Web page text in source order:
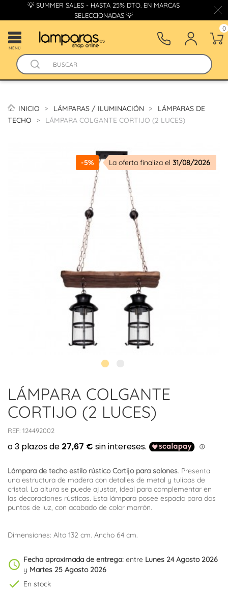
💡 SUMMER SALES - HASTA 25% DTO. EN MARCAS
SELECCIONADAS 💡
MENÚ
0
INICIO LÁMPARAS / ILUMINACIÓN
LÁMPARAS DE
TECHO
LÁMPARA COLGANTE CORTIJO (2 LUCES)
-5% La oferta finaliza el 31/08/2026
LÁMPARA COLGANTE
CORTIJO (2 LUCES)
REF: 124492002
Lámpara de techo estilo rústico Cortijo para salones. Presenta
una estructura de madera con detalles de metal y tulipas de
cristal. La altura se puede ajustar, ideal para complementar en
las decoraciones rústicas. Esta lámpara posee espacio para dos
puntos de luz, con acabado de color marrón.
Dimensiones: Alto 132 cm. Ancho 64 cm.
schedule Fecha aproximada de entrega: entre Lunes 24 Agosto 2026
y Martes 25 Agosto 2026
check En stock